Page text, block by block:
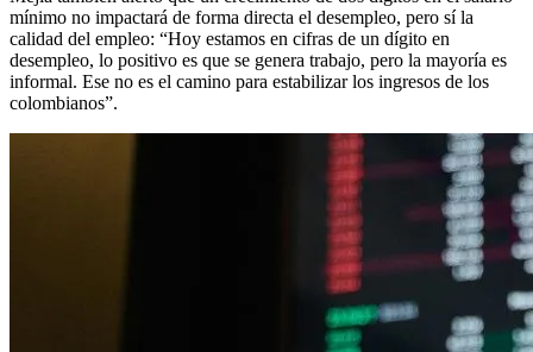
mínimo no impactará de forma directa el desempleo, pero sí la
calidad del empleo: “Hoy estamos en cifras de un dígito en
desempleo, lo positivo es que se genera trabajo, pero la mayoría es
informal. Ese no es el camino para estabilizar los ingresos de los
colombianos”.